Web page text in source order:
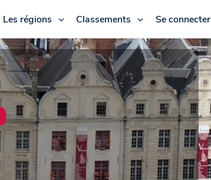
Les régions Classements Se connecter